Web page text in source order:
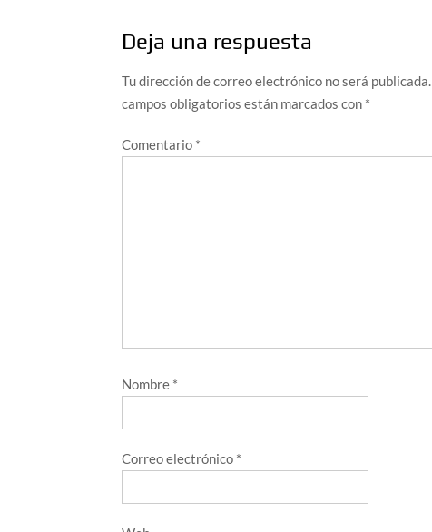
Deja una respuesta
Tu dirección de correo electrónico no será publicada.
campos obligatorios están marcados con *
Comentario *
Nombre *
Correo electrónico *